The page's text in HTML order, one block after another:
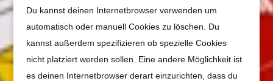
Du kannst deinen Internetbrowser verwenden um
automatisch oder manuell Cookies zu löschen. Du
kannst außerdem spezifizieren ob spezielle Cookies
nicht platziert werden sollen. Eine andere Möglichkeit ist
es deinen Internetbrowser derart einzurichten, dass du